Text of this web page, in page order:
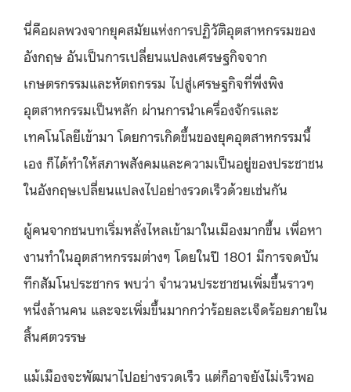
นี่คือผลพวงจากยุคสมัยแห่งการปฏิวัติอุตสาหกรรมของ
อังกฤษ อันเป็นการเปลี่ยนแปลงเศรษฐกิจจาก
เกษตรกรรมและหัตถกรรม ไปสู่เศรษฐกิจที่พึ่งพิง
อุตสาหกรรมเป็นหลัก ผ่านการนำเครื่องจักรและ
เทคโนโลยีเข้ามา โดยการเกิดขึ้นของยุคอุตสาหกรรมนี้
เอง ก็ได้ทำให้สภาพสังคมและความเป็นอยู่ของประชาชน
ในอังกฤษเปลี่ยนแปลงไปอย่างรวดเร็วด้วยเช่นกัน
ผู้คนจากชนบทเริ่มหลั่งไหลเข้ามาในเมืองมากขึ้น เพื่อหา
งานทำในอุตสาหกรรมต่างๆ โดยในปี 1801 มีการจดบัน
ทึกสัมโนประชากร พบว่า จำนวนประชาชนเพิ่มขึ้นราวๆ
หนึ่งล้านคน และจะเพิ่มขึ้นมากกว่าร้อยละเจ็ดร้อยภายใน
สิ้นศตวรรษ
แม้เมืองจะพัฒนาไปอย่างรวดเร็ว แต่ก็อาจยังไม่เร็วพอ